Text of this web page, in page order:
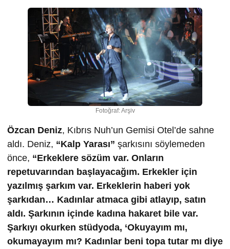
Fotoğraf: Arşiv
Özcan Deniz, Kıbrıs Nuh’un Gemisi Otel’de sahne
aldı. Deniz, “Kalp Yarası” şarkısını söylemeden
önce, “Erkeklere sözüm var. Onların
repetuvarından başlayacağım. Erkekler için
yazılmış şarkım var. Erkeklerin haberi yok
şarkıdan… Kadınlar atmaca gibi atlayıp, satın
aldı. Şarkının içinde kadına hakaret bile var.
Şarkıyı okurken stüdyoda, ‘Okuyayım mı,
okumayayım mı? Kadınlar beni topa tutar mı diye